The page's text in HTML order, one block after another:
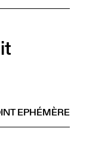
EPHÉMÈRE